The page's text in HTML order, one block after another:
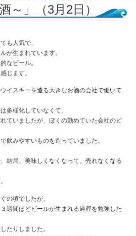
～」（3月2日）
も人気で、
が生まれています。
なビール。
じます。
イスキーを造る大きなお酒の会社で働いて
多様化していなくて、
ていましたが、ぼくの勤めていた会社のビ
飲みやすいものを造っていました。
結局、美味しくなくなって、売れなくなる
の頃でしたが、
週間ほどビールが生まれる過程を勉強した
たりしました。